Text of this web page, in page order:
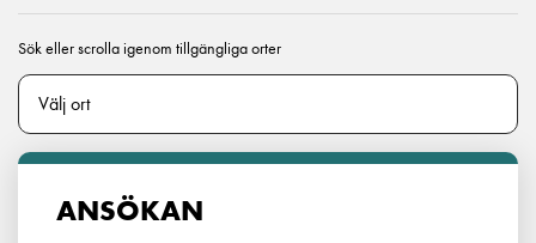
Sök eller scrolla igenom tillgängliga orter
ANSÖKAN